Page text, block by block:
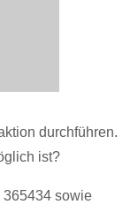
durchführen.
ist?
365434 sowie